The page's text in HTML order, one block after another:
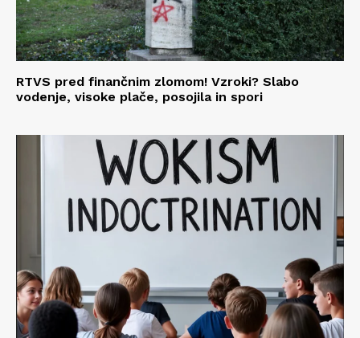
RTVS pred finančnim zlomom! Vzroki? Slabo
vodenje, visoke plače, posojila in spori